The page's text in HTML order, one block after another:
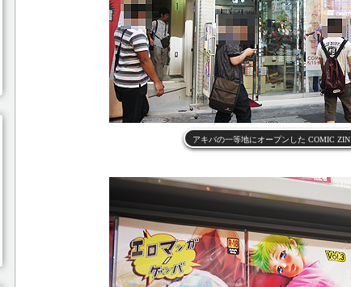
アキバの一等地にオープンした COMIC ZIN